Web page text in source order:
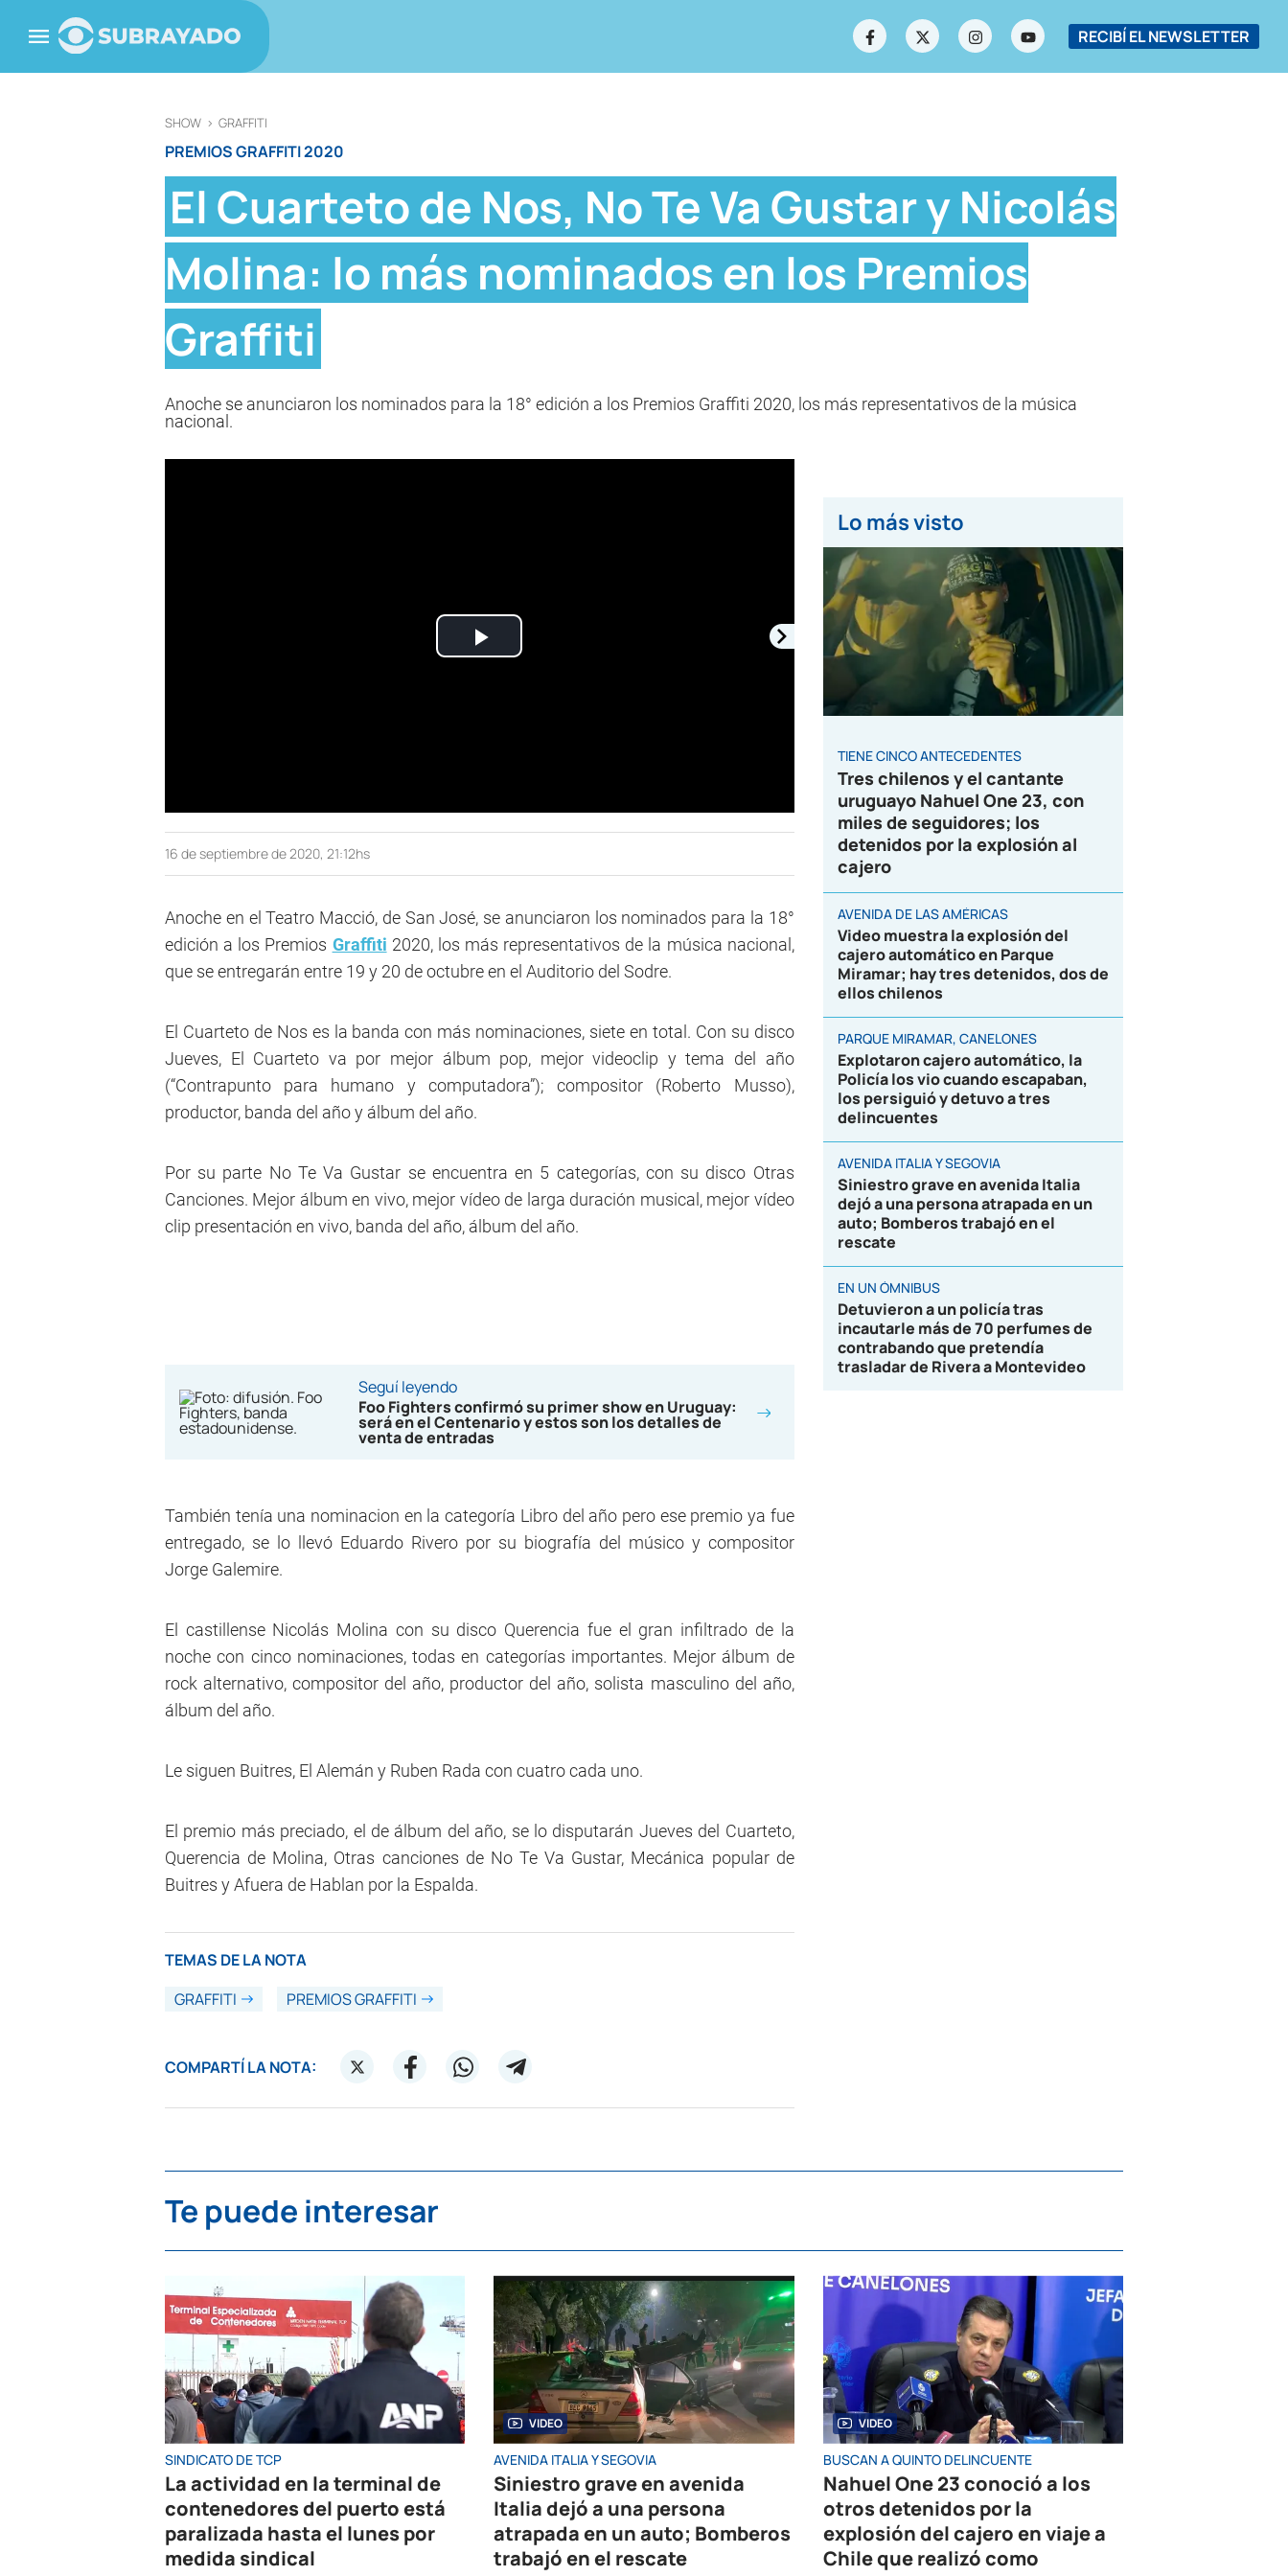
RECIBÍ EL NEWSLETTER
SHOW > GRAFFITI
PREMIOS GRAFFITI 2020
El Cuarteto de Nos, No Te Va Gustar y Nicolás
Molina: lo más nominados en los Premios
Graffiti
Anoche se anunciaron los nominados para la 18° edición a los Premios Graffiti 2020, los más representativos de la música
nacional.
Play
16 de septiembre de 2020, 21:12hs
Anoche en el Teatro Macció, de San José, se anunciaron los nominados para la 18°
edición a los Premios Graffiti 2020, los más representativos de la música nacional,
que se entregarán entre 19 y 20 de octubre en el Auditorio del Sodre.
El Cuarteto de Nos es la banda con más nominaciones, siete en total. Con su disco
Jueves, El Cuarteto va por mejor álbum pop, mejor videoclip y tema del año
(“Contrapunto para humano y computadora”); compositor (Roberto Musso),
productor, banda del año y álbum del año.
Por su parte No Te Va Gustar se encuentra en 5 categorías, con su disco Otras
Canciones. Mejor álbum en vivo, mejor vídeo de larga duración musical, mejor vídeo
clip presentación en vivo, banda del año, álbum del año.
Seguí leyendo
Foo Fighters confirmó su primer show en Uruguay:
será en el Centenario y estos son los detalles de
venta de entradas
También tenía una nominacion en la categoría Libro del año pero ese premio ya fue
entregado, se lo llevó Eduardo Rivero por su biografía del músico y compositor
Jorge Galemire.
El castillense Nicolás Molina con su disco Querencia fue el gran infiltrado de la
noche con cinco nominaciones, todas en categorías importantes. Mejor álbum de
rock alternativo, compositor del año, productor del año, solista masculino del año,
álbum del año.
Le siguen Buitres, El Alemán y Ruben Rada con cuatro cada uno.
El premio más preciado, el de álbum del año, se lo disputarán Jueves del Cuarteto,
Querencia de Molina, Otras canciones de No Te Va Gustar, Mecánica popular de
Buitres y Afuera de Hablan por la Espalda.
TEMAS DE LA NOTA
GRAFFITI
PREMIOS GRAFFITI
COMPARTÍ LA NOTA:
Lo más visto
TIENE CINCO ANTECEDENTES
Tres chilenos y el cantante
uruguayo Nahuel One 23, con
miles de seguidores; los
detenidos por la explosión al
cajero
AVENIDA DE LAS AMÉRICAS
Video muestra la explosión del
cajero automático en Parque
Miramar; hay tres detenidos, dos de
ellos chilenos
PARQUE MIRAMAR, CANELONES
Explotaron cajero automático, la
Policía los vio cuando escapaban,
los persiguió y detuvo a tres
delincuentes
AVENIDA ITALIA Y SEGOVIA
Siniestro grave en avenida Italia
dejó a una persona atrapada en un
auto; Bomberos trabajó en el
rescate
EN UN ÓMNIBUS
Detuvieron a un policía tras
incautarle más de 70 perfumes de
contrabando que pretendía
trasladar de Rivera a Montevideo
Te puede interesar
SINDICATO DE TCP
La actividad en la terminal de
contenedores del puerto está
paralizada hasta el lunes por
medida sindical
VIDEO
AVENIDA ITALIA Y SEGOVIA
Siniestro grave en avenida
Italia dejó a una persona
atrapada en un auto; Bomberos
trabajó en el rescate
VIDEO
BUSCAN A QUINTO DELINCUENTE
Nahuel One 23 conoció a los
otros detenidos por la
explosión del cajero en viaje a
Chile que realizó como